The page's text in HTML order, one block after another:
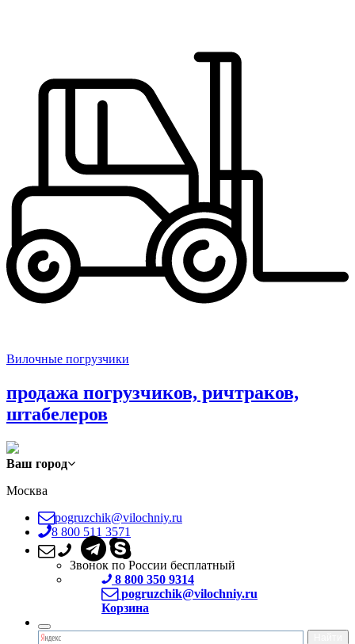
Вилочные погрузчики
продажа погрузчиков, ричтраков,
штабелеров
Ваш город
Москва
pogruzchik@vilochniy.ru
8 800 511 3571
Звонок по России бесплатный
8 800 350 9314
pogruzchik@vilochniy.ru
Корзина